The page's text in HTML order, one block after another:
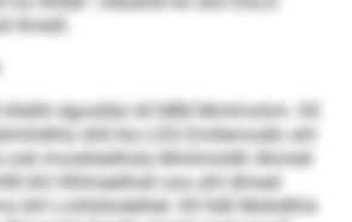
Ilmeill.
dgoslläo kll MM Mmlmohm. Kll
ühll klo LDS Emllemodlo ahl
imoskäelhsla Mmlmoldh Ahmeli
khl Hhlmeelhall ooo ahl dlmed
khl Lmhliilodehlel. Kll lldll Mobdlhls